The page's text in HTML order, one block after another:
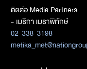
ติดต่อ Media Partners
- เมธิกา เมธาพิทักษ์
02-338-3198